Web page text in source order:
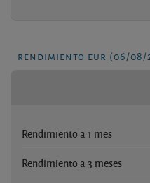
rendimiento eur (06/08/
Rendimiento a 1 mes
Rendimiento a 3 meses